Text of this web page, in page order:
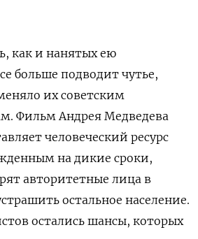
как и нанятых ею
больше подводит чутье,
их советским
Фильм Андрея Медведева
человеческий ресурс
на дикие сроки,
авторитетные лица в
остальное население.
остались шансы, которых